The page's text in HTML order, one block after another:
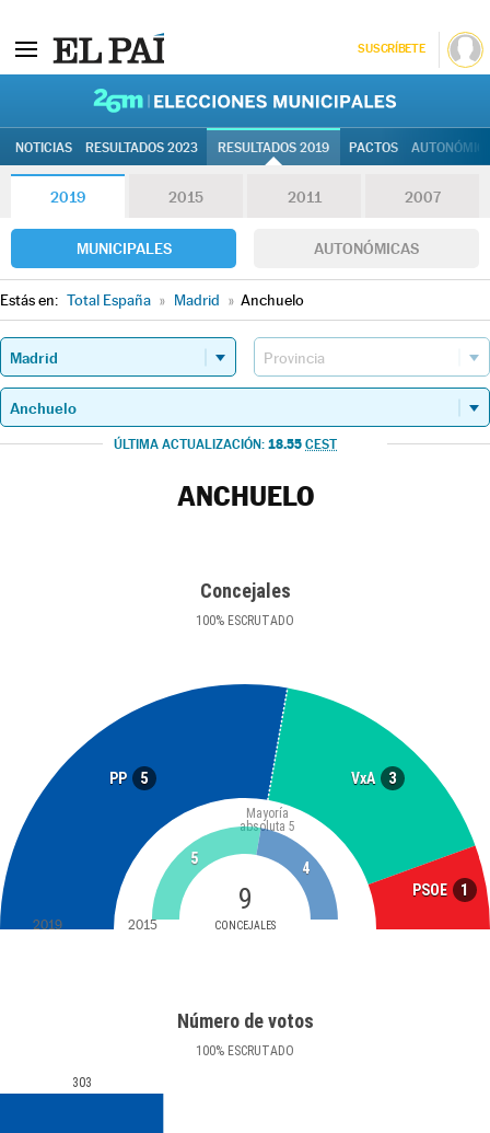
SUSCRÍBETE
NOTICIAS RESULTADOS 2023 RESULTADOS 2019 PACTOS
2019 2015 2011 2007
MUNICIPALES AUTONÓMICAS
Estás en: Total España » Madrid » Anchuelo
ÚLTIMA ACTUALIZACIÓN: 18.55 CEST
ANCHUELO
Concejales
100% ESCRUTADO
PP 5 VxA 3
PSOE 1
9
CONCEJALES
Mayoría
absoluta 5
5
4
2019 2015
Número de votos
100% ESCRUTADO
303